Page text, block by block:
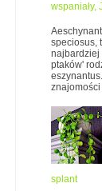
wspaniały,
speciosus,
najbardziej
ptaków'
znajomości
splant